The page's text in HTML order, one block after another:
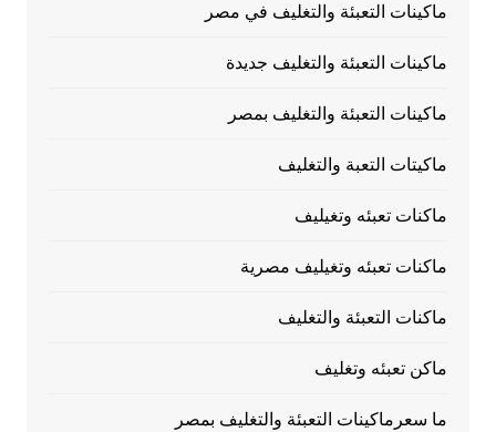
ماكينات التعبئة والتغليف في مصر
ماكينات التعبئة والتغليف جديدة
ماكينات التعبئة والتغليف بمصر
ماكيتات التعبة والتغليف
ماكنات تعبئه وتغيليف
ماكنات تعبئه وتغيليف مصرية
ماكنات التعبئة والتغليف
ماكن تعبئه وتغليف
ما سعرماكينات التعبئة والتغليف بمصر